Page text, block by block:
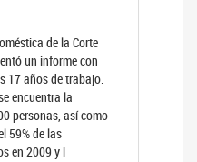
de la Corte
un informe con
17 años de trabajo.
encuentra la
personas, así como
59% de las
en 2009 y l